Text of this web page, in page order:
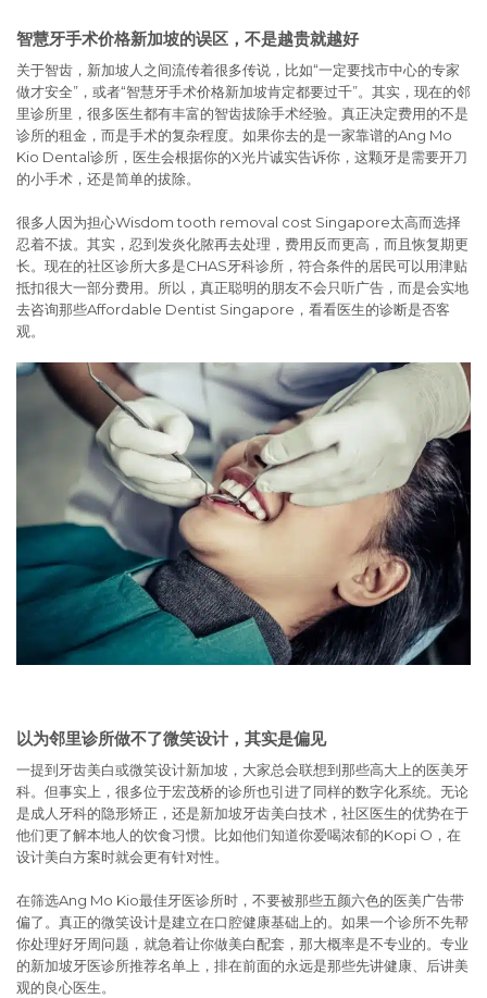
智慧牙手术价格新加坡的误区，不是越贵就越好
关于智齿，新加坡人之间流传着很多传说，比如“一定要找市中心的专家
做才安全”，或者“智慧牙手术价格新加坡肯定都要过千”。其实，现在的邻
里诊所里，很多医生都有丰富的智齿拔除手术经验。真正决定费用的不是
诊所的租金，而是手术的复杂程度。如果你去的是一家靠谱的Ang Mo
Kio Dental诊所，医生会根据你的X光片诚实告诉你，这颗牙是需要开刀
的小手术，还是简单的拔除。
很多人因为担心Wisdom tooth removal cost Singapore太高而选择
忍着不拔。其实，忍到发炎化脓再去处理，费用反而更高，而且恢复期更
长。现在的社区诊所大多是CHAS牙科诊所，符合条件的居民可以用津贴
抵扣很大一部分费用。所以，真正聪明的朋友不会只听广告，而是会实地
去咨询那些Affordable Dentist Singapore，看看医生的诊断是否客
观。
以为邻里诊所做不了微笑设计，其实是偏见
一提到牙齿美白或微笑设计新加坡，大家总会联想到那些高大上的医美牙
科。但事实上，很多位于宏茂桥的诊所也引进了同样的数字化系统。无论
是成人牙科的隐形矫正，还是新加坡牙齿美白技术，社区医生的优势在于
他们更了解本地人的饮食习惯。比如他们知道你爱喝浓郁的Kopi O，在
设计美白方案时就会更有针对性。
在筛选Ang Mo Kio最佳牙医诊所时，不要被那些五颜六色的医美广告带
偏了。真正的微笑设计是建立在口腔健康基础上的。如果一个诊所不先帮
你处理好牙周问题，就急着让你做美白配套，那大概率是不专业的。专业
的新加坡牙医诊所推荐名单上，排在前面的永远是那些先讲健康、后讲美
观的良心医生。